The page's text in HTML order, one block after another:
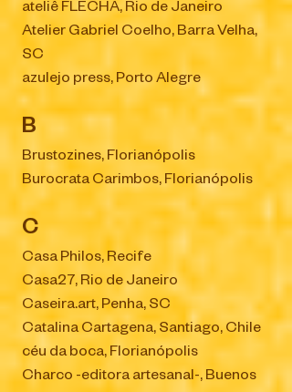
ateliê FLECHA, Rio de Janeiro
Atelier Gabriel Coelho, Barra Velha,
SC
azulejo press, Porto Alegre
B
Brustozines, Florianópolis
Burocrata Carimbos, Florianópolis
C
Casa Philos, Recife
Casa27, Rio de Janeiro
Caseira.art, Penha, SC
Catalina Cartagena, Santiago, Chile
céu da boca, Florianópolis
Charco -editora artesanal-, Buenos